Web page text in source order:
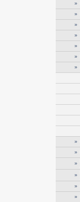
»
»
»
»
»
»
»
»
»
»
»
»
»